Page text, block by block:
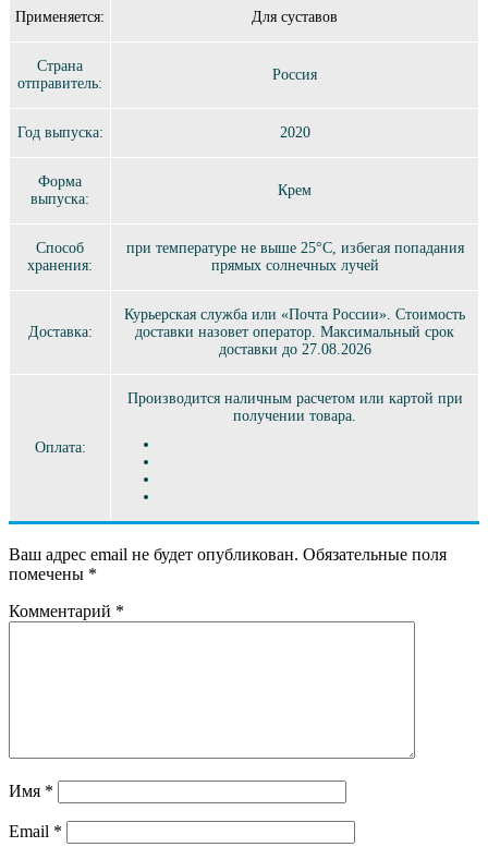
Применяется: Для суставов
Страна
отправитель:
Россия
Год выпуска: 2020
Форма
выпуска:
Крем
Способ
хранения:
при температуре не выше 25°C, избегая попадания
прямых солнечных лучей
Доставка:
Курьерская служба или «Почта России». Стоимость
доставки назовет оператор. Максимальный срок
доставки до 27.08.2026
Оплата:
Производится наличным расчетом или картой при
получении товара.
Ваш адрес email не будет опубликован. Обязательные поля
помечены *
Комментарий *
Имя *
Email *